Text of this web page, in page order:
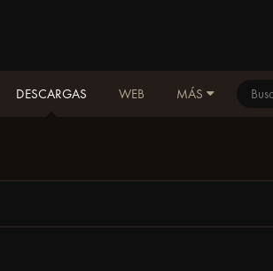
DESCARGAS WEB MÁS